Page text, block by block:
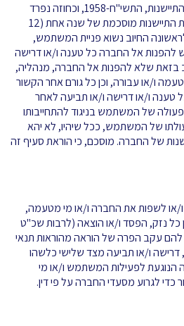
46. בהתאם לסעיף 19 לחוק ההתיישנות, התשי"ח-1958, וכחוזה נפרד
בכתב, מוסכם בזאת על תקופת התיישנות מוסכמת של שנה אחת (12
החיוב נשוא פניית המשתמש,
להפנות אל החברה כל טענה ו/או דרישה
בזאת שלא להפנות אל החברה, מנהליה,
ו/או עבורה, וכן כל גורם אחר הקשור
טענה ו/או דרישה ו/או תביעה לאחר
של המשתמש בניגוד להתחייבותו
של המשתמש, ככל שיהיו, לא יהא
של החברה. מוסכם, כי הוראת סעיף זה
או לשפות את החברה ו/או מי מטעמה,
כל נזק, הפסד ו/או הוצאה (לרבות שכ"ט
להם עקב הפרה של הוראה מהוראות תנאי
ו/או תביעה מצד שלישי כלשהו
הנוגעת לפעילות המשתמש ו/או מי
כדי לגרוע מסעדי החברה על פי דין.